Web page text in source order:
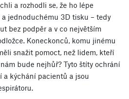
a rozhodli se, že ho lépe
jednoduchému 3D tisku – tedy
bez podpěr a v co největším
Koneckonců, komu jinému
snažit pomoct, než lidem, kteří
bude nejhůř? Tyto štíty ochrání
a kýchání pacientů a jsou